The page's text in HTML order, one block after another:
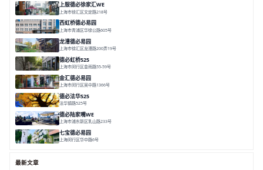
上服德必徐家汇WE
上海市徐汇区文定路218号
西虹桥德必易园
上海市青浦区华徐公路605号
龙漕德必易园
上海市徐汇区龙漕路200弄19号
德必虹桥525
上海市闵行区金雨路55-59号
金汇德必易园
上海市闵行区吴中路1366号
德必法华525
法华镇路525号
德必陆家嘴WE
上海市浦东新区乳山路233号
七宝德必易园
上海闵行区华中路6号
最新文章